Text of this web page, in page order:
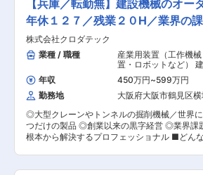
建築を現代のテクノロジーを駆使して、より
で安価にすることで新たな建築文化を構築し
きます。 変更の範囲：会社の定める業務
務をお任せします ・ゼネコンでの施工管理 ・
木施工管理 ※案件としては、道路・橋梁・上
道など、建築以外は全てを手掛けており、こ
でのご経験や適性に合わせて案件の打診をいた
ます ■はたらき方： ・対象地域は近畿一円で
す。（兵庫県、大阪府、滋賀県など）案件に
長期の出張にいただくことも有り、その際には
省費用の会社補助もございます（規定有） ・移
のため、社用車（軽乗用車）の運転がございま
す。 ・案件にもよりますが、基本的に夜勤や休
出勤はございません。 ■組織構成： 施工管理は
全体で10名ほどがおり、20〜60代在籍してお
ます。（神戸・大阪支店計9名、東京支店1名）
就業環境： ・基本的に近畿メインでの業務で
【兵庫／転勤無】建設機械のオ
年休１２７／残業２０H／業界の
株式会社クロダテック
業種 / 職種
産業用装置（工作機
置・ロボットなど）
輸送機器
工作機械・
ト 半導体製造装置
年収 450万円~599万円
勤務地
大阪府大阪市鶴見区横
◎大型クレーンやトンネルの掘削機械／世界
つだけの製品 ◎創業以来の黒字経営 ◎業界課
根本から解決するプロフェッショナル ■どんな会
開始し、現在は大型クレーンやトンネル掘削